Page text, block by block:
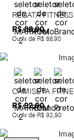
REGATA
R$88,90
Ou1x de R$88,90
CAMISETA
R$92,90
Ou1x de R$92,90